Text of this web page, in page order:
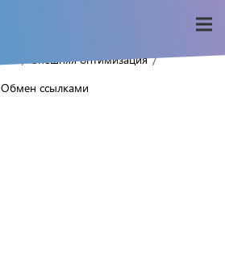
Внешняя оптимизация /
Обмен ссылками